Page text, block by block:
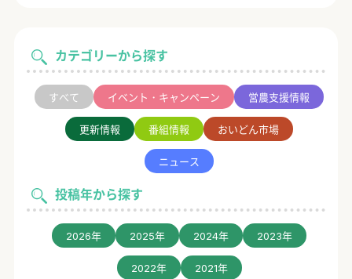
カテゴリーから探す
すべて イベント・キャンペーン 営農支援情報
更新情報 番組情報 おいどん市場
ニュース
投稿年から探す
2026年 2025年 2024年 2023年
2022年 2021年